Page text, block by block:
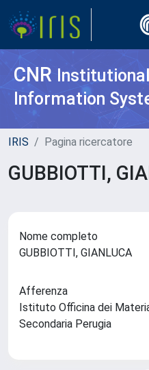
CNR
Information
IRIS Pagina ricercatore
GUBBIOTTI,
Nome completo
GUBBIOTTI, GIANLUCA
Afferenza
Istituto Officina dei
Secondaria Perugia